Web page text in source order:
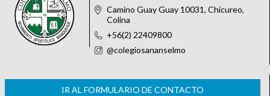
Camino Guay Guay 10031, Chicureo,
Colina
+56(2) 22409800
@colegiosananselmo
IR AL FORMULARIO DE CONTACTO